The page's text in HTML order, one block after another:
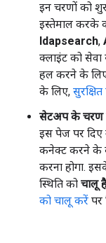
इन चरणों को
इस्तेमाल करके
ldapsearch,
क्लाइंट को
हल करने के लिए
के लिए,
सेटअप के चरण
इस पेज पर दिए
कनेक्ट करने के
करना होगा.
स्थिति को चालू
को चालू करें पर